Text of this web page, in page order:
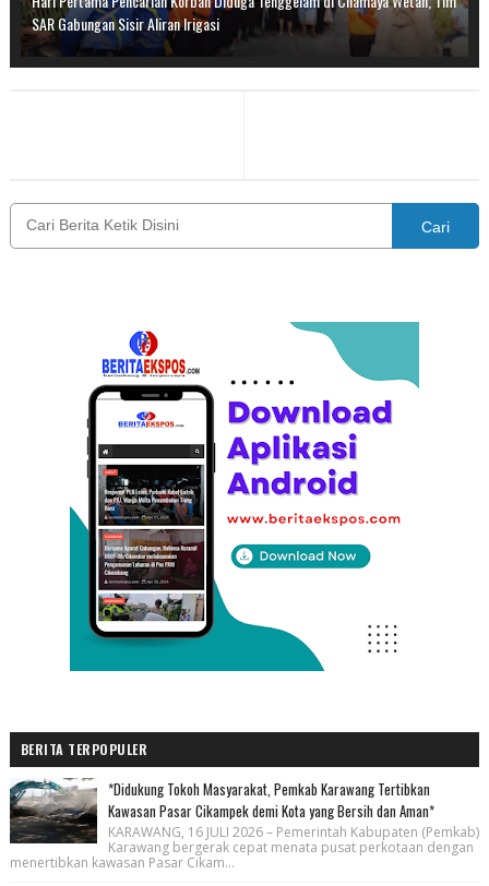
SAR Gabungan Sisir Aliran Irigasi
Cari
BERITA TERPOPULER
*Didukung Tokoh Masyarakat, Pemkab Karawang Tertibkan
Kawasan Pasar Cikampek demi Kota yang Bersih dan Aman*
KARAWANG, 16 JULI 2026 – Pemerintah Kabupaten (Pemkab)
Karawang bergerak cepat menata pusat perkotaan dengan
menertibkan kawasan Pasar Cikam...